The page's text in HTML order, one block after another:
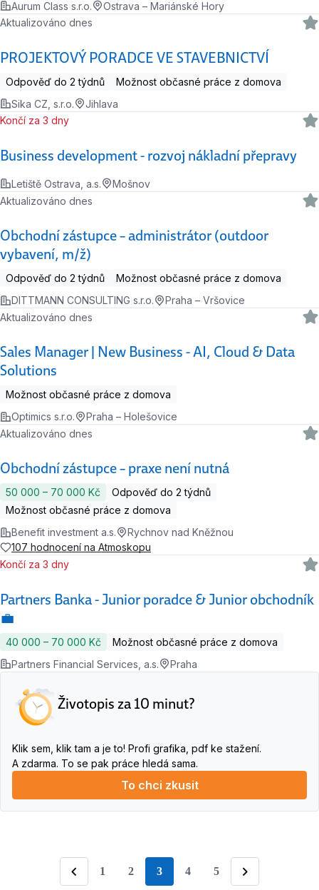
Aurum Class s.r.o. Ostrava – Mariánské Hory
PROJEKTOVÝ PORADCE VE STAVEBNICTVÍ
Aktualizováno dnes
Odpověď do 2 týdnů
Možnost občasné práce z domova
Sika CZ, s.r.o.
Jihlava
Business development - rozvoj nákladní přepravy
Končí za 3 dny
Letiště Ostrava, a.s. Mošnov
Obchodní zástupce – administrátor (outdoor
vybavení, m/ž)
Aktualizováno dnes
Odpověď do 2 týdnů
Možnost občasné práce z domova
DITTMANN CONSULTING s.r.o.
Praha – Vršovice
Sales Manager | New Business - AI, Cloud & Data
Solutions
Aktualizováno dnes
Možnost občasné práce z domova
Optimics s.r.o.
Praha – Holešovice
Obchodní zástupce – praxe není nutná
Aktualizováno dnes
50 000 ‍–‍ 70 000 Kč
Odpověď do 2 týdnů
Možnost občasné práce z domova
Benefit investment a.s.
Rychnov nad Kněžnou
107 hodnocení na Atmoskopu
Partners Banka - Junior poradce & Junior obchodník
💼
Končí za 3 dny
40 000 ‍–‍ 70 000 Kč
Možnost občasné práce z domova
Partners Financial Services, a.s.
Praha
Životopis za 10 minut?
Klik sem, klik tam a je to! Profi grafika, pdf ke stažení.
A zdarma. To se pak práce hledá sama.
To chci zkusit
Předchozí
1 2 stránka
3 4 5
Následující